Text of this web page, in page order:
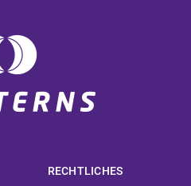
RECHTLICHES